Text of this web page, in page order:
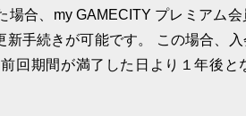
合、my GAMECITY プレミアム
手続きが可能です。 この場合、
回期間が満了した日より１年後と